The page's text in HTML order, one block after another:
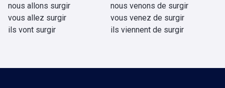
nous allons surgir
vous allez surgir
ils vont surgir
nous venons de surgir
vous venez de surgir
ils viennent de surgir